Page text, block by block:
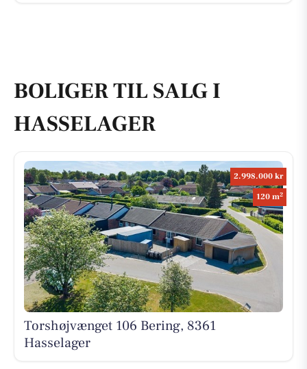
BOLIGER TIL SALG I
HASSELAGER
2.998.000 kr
120 m2
Torshøjvænget 106 Bering, 8361
Hasselager